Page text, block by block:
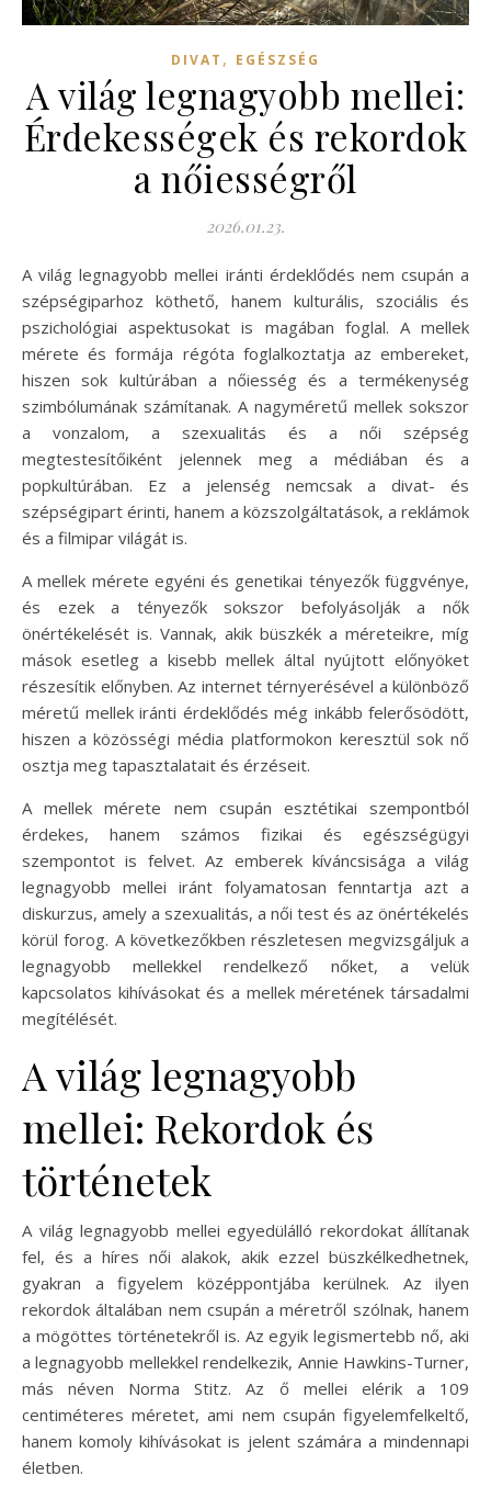
DIVAT , EGÉSZSÉG
A világ legnagyobb mellei:
Érdekességek és rekordok
a nőiességről
2026.01.23.
A világ legnagyobb mellei iránti érdeklődés nem csupán a
szépségiparhoz köthető, hanem kulturális, szociális és
pszichológiai aspektusokat is magában foglal. A mellek
mérete és formája régóta foglalkoztatja az embereket,
hiszen sok kultúrában a nőiesség és a termékenység
szimbólumának számítanak. A nagyméretű mellek sokszor
a vonzalom, a szexualitás és a női szépség
megtestesítőiként jelennek meg a médiában és a
popkultúrában. Ez a jelenség nemcsak a divat- és
szépségipart érinti, hanem a közszolgáltatások, a reklámok
és a filmipar világát is.
A mellek mérete egyéni és genetikai tényezők függvénye,
és ezek a tényezők sokszor befolyásolják a nők
önértékelését is. Vannak, akik büszkék a méreteikre, míg
mások esetleg a kisebb mellek által nyújtott előnyöket
részesítik előnyben. Az internet térnyerésével a különböző
méretű mellek iránti érdeklődés még inkább felerősödött,
hiszen a közösségi média platformokon keresztül sok nő
osztja meg tapasztalatait és érzéseit.
A mellek mérete nem csupán esztétikai szempontból
érdekes, hanem számos fizikai és egészségügyi
szempontot is felvet. Az emberek kíváncsisága a világ
legnagyobb mellei iránt folyamatosan fenntartja azt a
diskurzus, amely a szexualitás, a női test és az önértékelés
körül forog. A következőkben részletesen megvizsgáljuk a
legnagyobb mellekkel rendelkező nőket, a velük
kapcsolatos kihívásokat és a mellek méretének társadalmi
megítélését.
A világ legnagyobb
mellei: Rekordok és
történetek
A világ legnagyobb mellei egyedülálló rekordokat állítanak
fel, és a híres női alakok, akik ezzel büszkélkedhetnek,
gyakran a figyelem középpontjába kerülnek. Az ilyen
rekordok általában nem csupán a méretről szólnak, hanem
a mögöttes történetekről is. Az egyik legismertebb nő, aki
a legnagyobb mellekkel rendelkezik, Annie Hawkins-Turner,
más néven Norma Stitz. Az ő mellei elérik a 109
centiméteres méretet, ami nem csupán figyelemfelkeltő,
hanem komoly kihívásokat is jelent számára a mindennapi
életben.